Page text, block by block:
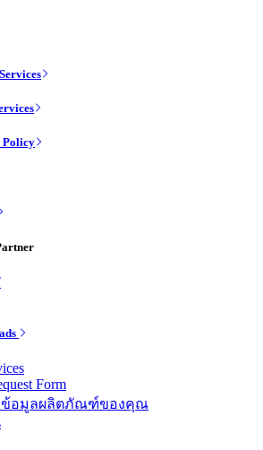
Policy
Form
ข้อมูลผลิตภัณฑ์ของคุณ